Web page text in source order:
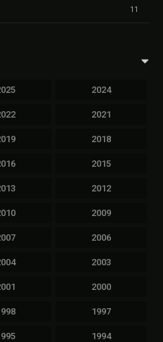
11
2024
2021
2018
2015
2012
2009
2006
2003
2000
1997
1994